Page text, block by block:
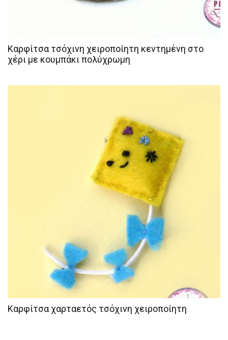
Καρφίτσα τσόχινη χειροποίητη κεντημένη στο
χέρι με κουμπάκι πολύχρωμη
Καρφίτσα χαρταετός τσόχινη χειροποίητη